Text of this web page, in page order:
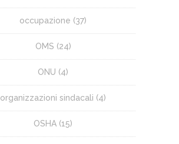
occupazione (37)
OMS (24)
ONU (4)
organizzazioni sindacali (4)
OSHA (15)